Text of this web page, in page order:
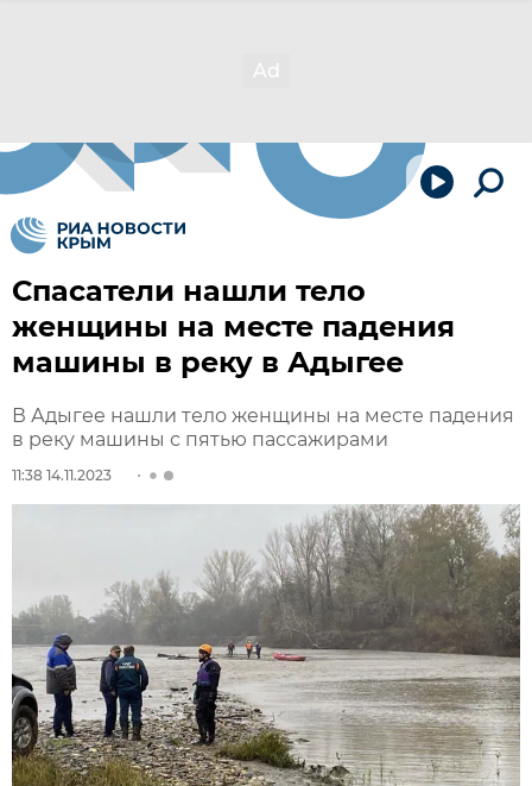
Спасатели нашли тело
женщины на месте падения
машины в реку в Адыгее
В Адыгее нашли тело женщины на месте падения
в реку машины с пятью пассажирами
11:38 14.11.2023